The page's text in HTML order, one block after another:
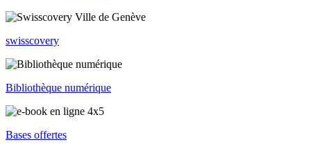
swisscovery
Bibliothèque numérique
Bases offertes